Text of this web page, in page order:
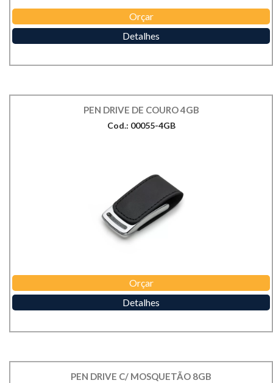
Orçar
Detalhes
PEN DRIVE DE COURO 4GB
Cod.: 00055-4GB
Orçar
Detalhes
PEN DRIVE C/ MOSQUETÃO 8GB